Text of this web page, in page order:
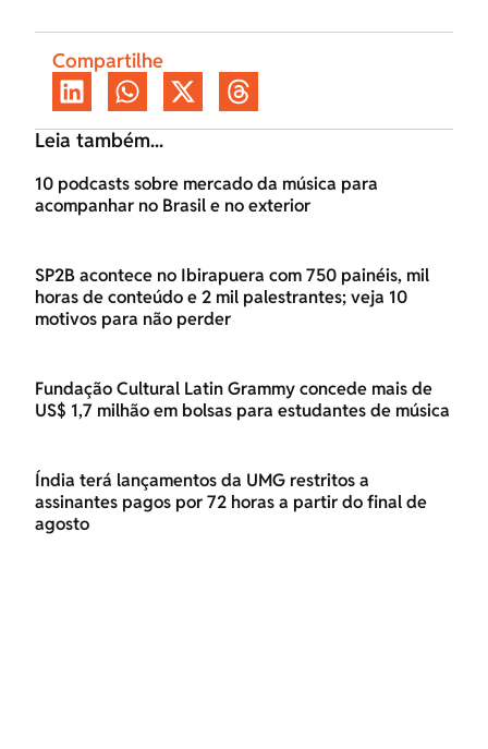
Compartilhe
Leia também...
10 podcasts sobre mercado da música para
acompanhar no Brasil e no exterior
SP2B acontece no Ibirapuera com 750 painéis, mil
horas de conteúdo e 2 mil palestrantes; veja 10
motivos para não perder
Fundação Cultural Latin Grammy concede mais de
US$ 1,7 milhão em bolsas para estudantes de música
Índia terá lançamentos da UMG restritos a
assinantes pagos por 72 horas a partir do final de
agosto